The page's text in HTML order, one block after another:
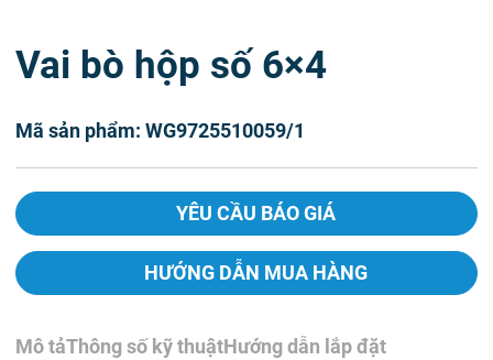
Vai bò hộp số 6×4
Mã sản phẩm: WG9725510059/1
YÊU CẦU BÁO GIÁ
HƯỚNG DẪN MUA HÀNG
Mô tảThông số kỹ thuậtHướng dẫn lắp đặt